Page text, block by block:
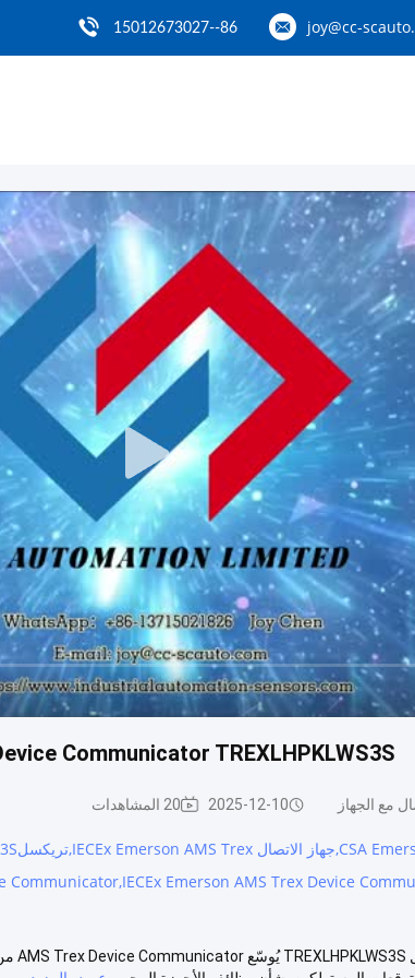
joy@cc-
86--15012673027
Communicator TREXLHPKLWS3S
2025-12-10 20 المشاهدات
Communicator,IECEx Emerson AMS Trex Device